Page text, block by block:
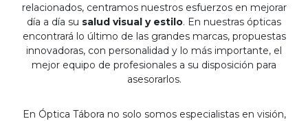
relacionados, centramos nuestros esfuerzos en mejorar
día a día su salud visual y estilo. En nuestras ópticas
encontrará lo último de las grandes marcas, propuestas
innovadoras, con personalidad y lo más importante, el
mejor equipo de profesionales a su disposición para
asesorarlos.
En Óptica Tábora no solo somos especialistas en visión,